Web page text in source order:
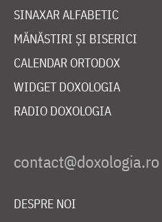
SINAXAR ALFABETIC
MĂNĂSTIRI ȘI BISERICI
CALENDAR ORTODOX
WIDGET DOXOLOGIA
RADIO DOXOLOGIA
DESPRE NOI